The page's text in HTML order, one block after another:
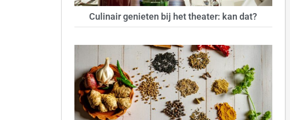
Culinair genieten bij het theater: kan dat?